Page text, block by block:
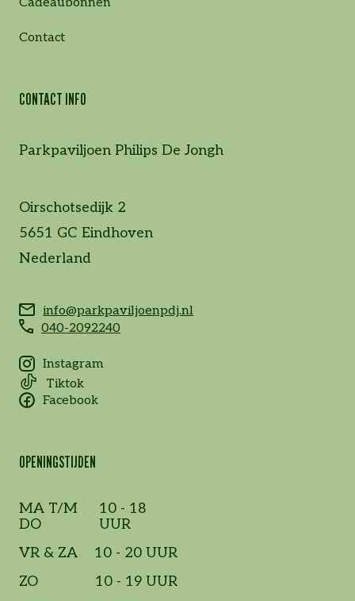
Contact
CONTACT INFO
Parkpaviljoen Philips De Jongh
Oirschotsedijk 2
5651 GC Eindhoven
Nederland
info@parkpaviljoenpdj.nl
040-2092240
Instagram
Tiktok
Facebook
OPENINGSTIJDEN
MA T/M
DO
10 - 18
UUR
VR & ZA
10 - 20 UUR
ZO
10 - 19 UUR